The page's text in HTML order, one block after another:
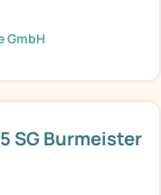
SG Burmeister
GmbH